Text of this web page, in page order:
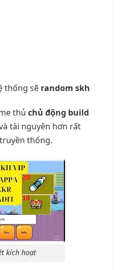
thống sẽ random skh
thủ chủ động build
tài nguyên hơn rất
thống.
kích hoạt